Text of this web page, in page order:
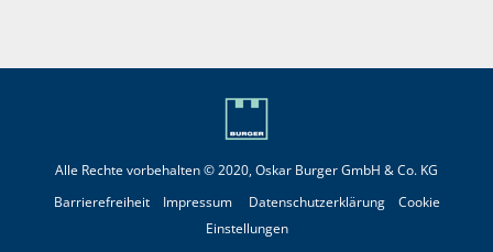
Alle Rechte vorbehalten © 2020, Oskar Burger GmbH & Co. KG
Barrierefreiheit
Impressum Datenschutzerklärung
Cookie
Einstellungen